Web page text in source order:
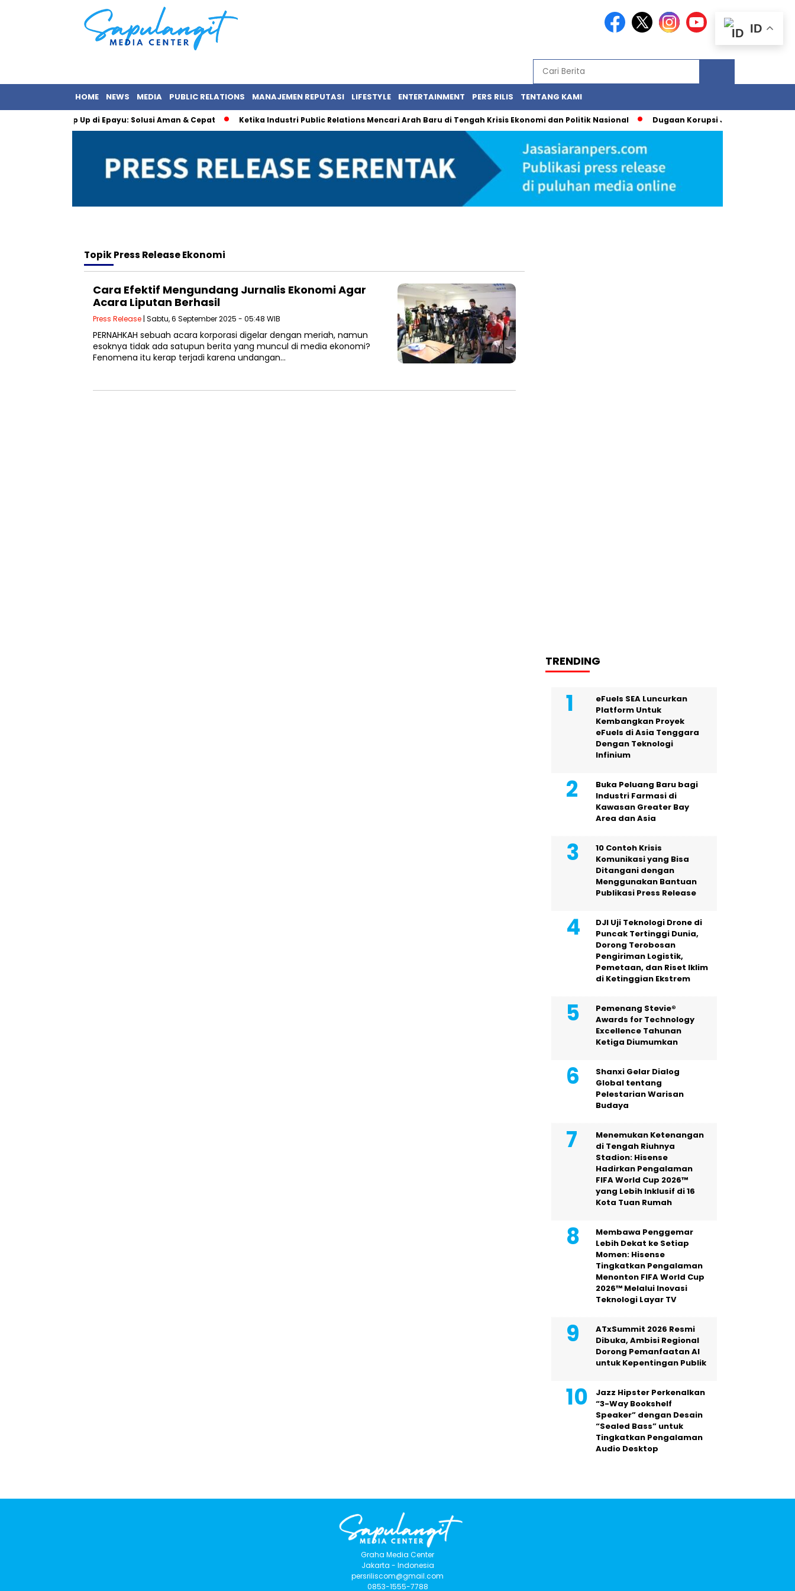
HOME NEWS MEDIA PUBLIC RELATIONS MANAJEMEN REPUTASI LIFESTYLE ENTERTAINMENT PERS RILIS TENTANG KAMI
via Jasa Top Up di Epayu: Solusi Aman & Cepat Ketika Industri Public Relations Mencari Arah Baru di Tengah Krisis Ekonomi dan Politik Nasional Dugaan Korupsi Judi Online: Strategi
TopikPress Release Ekonomi
Cara Efektif Mengundang Jurnalis Ekonomi Agar
Acara Liputan Berhasil
Press Release | Sabtu, 6 September 2025 - 05:48 WIB
PERNAHKAH sebuah acara korporasi digelar dengan meriah, namun
esoknya tidak ada satupun berita yang muncul di media ekonomi?
Fenomena itu kerap terjadi karena undangan…
TRENDING
eFuels SEA Luncurkan
Platform Untuk
Kembangkan Proyek
eFuels di Asia Tenggara
Dengan Teknologi
Infinium
Buka Peluang Baru bagi
Industri Farmasi di
Kawasan Greater Bay
Area dan Asia
10 Contoh Krisis
Komunikasi yang Bisa
Ditangani dengan
Menggunakan Bantuan
Publikasi Press Release
DJI Uji Teknologi Drone di
Puncak Tertinggi Dunia,
Dorong Terobosan
Pengiriman Logistik,
Pemetaan, dan Riset Iklim
di Ketinggian Ekstrem
Pemenang Stevie®
Awards for Technology
Excellence Tahunan
Ketiga Diumumkan
Shanxi Gelar Dialog
Global tentang
Pelestarian Warisan
Budaya
Menemukan Ketenangan
di Tengah Riuhnya
Stadion: Hisense
Hadirkan Pengalaman
FIFA World Cup 2026™
yang Lebih Inklusif di 16
Kota Tuan Rumah
Membawa Penggemar
Lebih Dekat ke Setiap
Momen: Hisense
Tingkatkan Pengalaman
Menonton FIFA World Cup
2026™ Melalui Inovasi
Teknologi Layar TV
ATxSummit 2026 Resmi
Dibuka, Ambisi Regional
Dorong Pemanfaatan AI
untuk Kepentingan Publik
Jazz Hipster Perkenalkan
“3-Way Bookshelf
Speaker” dengan Desain
“Sealed Bass” untuk
Tingkatkan Pengalaman
Audio Desktop
ID
Graha Media Center
Jakarta - Indonesia
persriliscom@gmail.com
0853-1555-7788